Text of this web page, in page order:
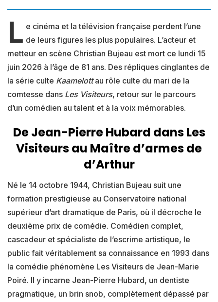
L e cinéma et la télévision française perdent l’une
de leurs figures les plus populaires. L’acteur et
metteur en scène Christian Bujeau est mort ce lundi 15
juin 2026 à l’âge de 81 ans. Des répliques cinglantes de
la série culte Kaamelottau rôle culte du mari de la
comtesse dans Les Visiteurs, retour sur le parcours
d’un comédien au talent et à la voix mémorables.
De Jean-Pierre Hubard dans Les
Visiteurs au Maître d’armes de
d’Arthur
Né le 14 octobre 1944, Christian Bujeau suit une
formation prestigieuse au Conservatoire national
supérieur d’art dramatique de Paris, où il décroche le
deuxième prix de comédie. Comédien complet,
cascadeur et spécialiste de l’escrime artistique, le
public fait véritablement sa connaissance en 1993 dans
la comédie phénomène Les Visiteurs de Jean-Marie
Poiré. Il y incarne Jean-Pierre Hubard, un dentiste
pragmatique, un brin snob, complètement dépassé par